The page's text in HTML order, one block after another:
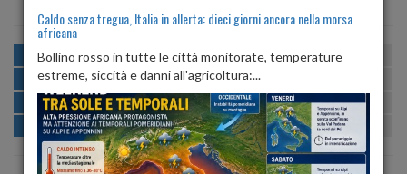
MATTINA min:21º max:28º U:54%
POMERIGGIO min:28º max:30º
SERA min: 24º max:29º U:82%-90%
NOTTE min:21º max:22º U:81%
Caldo senza tregua, Italia in allerta: dieci giorni ancora nella morsa
africana
Bollino rosso in tutte le città monitorate, temperature
estreme, siccità e danni all'agricoltura:...